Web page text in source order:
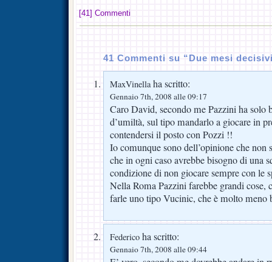
[41] Commenti
41 Commenti su “Due mesi
MaxVinellaha scritto:
Gennaio 7th, 2008 alle 09:17
Caro David, secondo me Pazzini ha solo
d’umiltà, sul tipo mandarlo a giocare in
contendersi il posto con Pozzi !!
Io comunque sono dell’opinione che non
che in ogni caso avrebbe bisogno di una
condizione di non giocare sempre con le
Nella Roma Pazzini farebbe grandi cose,
farle uno tipo Vucinic, che è molto meno
Federico ha scritto:
Gennaio 7th, 2008 alle 09:44